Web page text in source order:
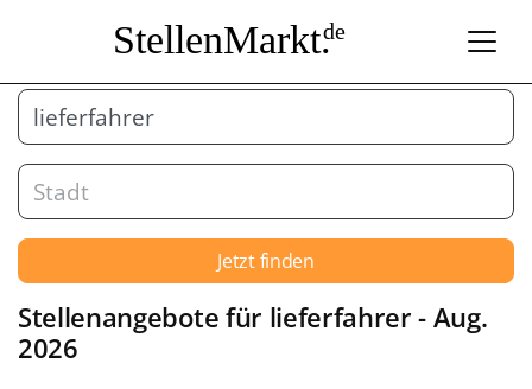
StellenMarkt.de
Jetzt finden
Stellenangebote für lieferfahrer - Aug.
2026